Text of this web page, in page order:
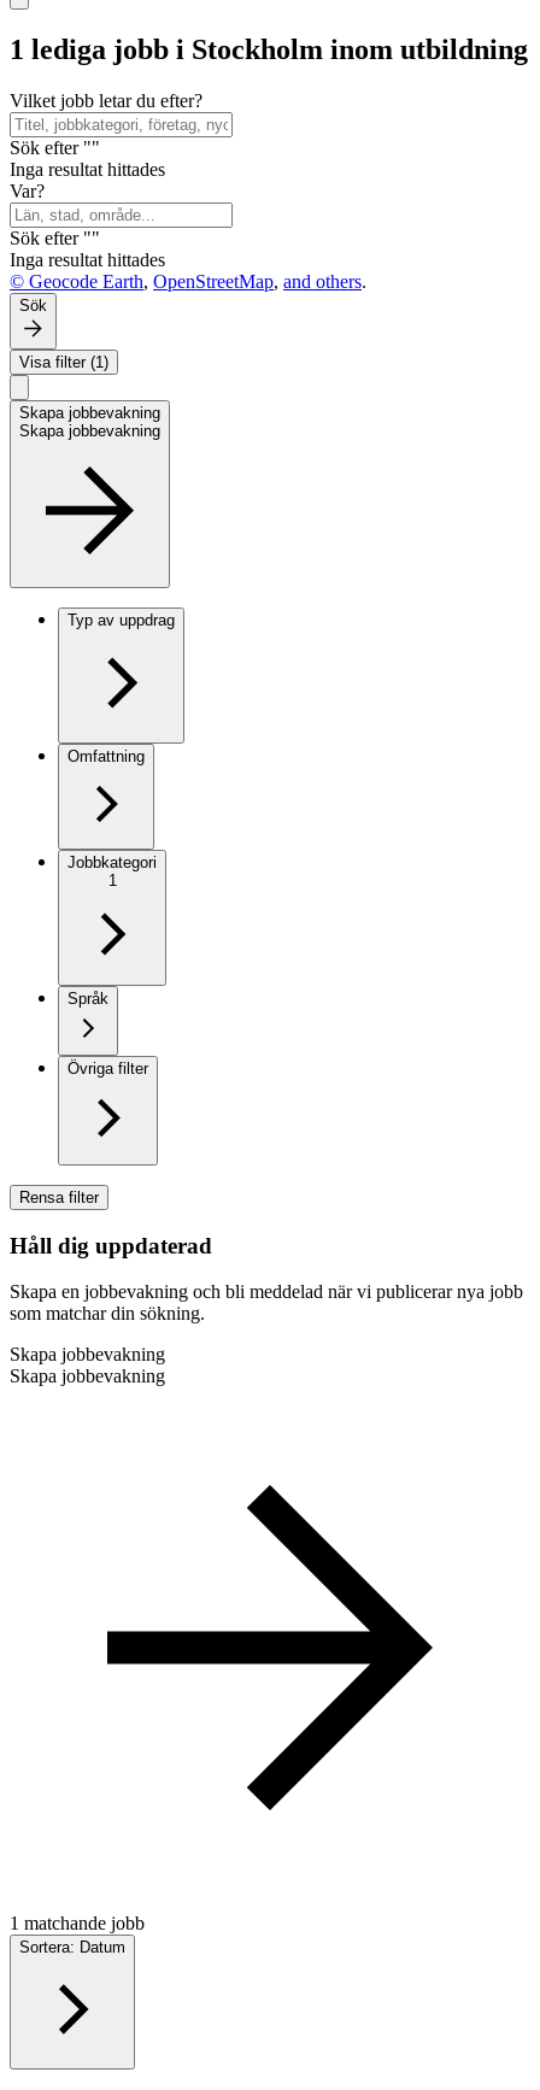
1 lediga jobb i Stockholm inom utbildning
Vilket jobb letar du efter?
Sök efter ""
Inga resultat hittades
Var?
Sök efter ""
Inga resultat hittades
© Geocode Earth, OpenStreetMap, and others.
Sök
Visa filter (1)
Skapa jobbevakning
Skapa jobbevakning
Typ av uppdrag
Omfattning
Jobbkategori
1
Språk
Övriga filter
Rensa filter
Håll dig uppdaterad
Skapa en jobbevakning och bli meddelad när vi publicerar nya jobb
som matchar din sökning.
Skapa jobbevakning
Skapa jobbevakning
1 matchande jobb
Sortera: Datum